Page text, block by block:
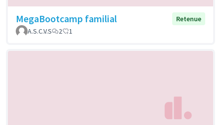
MegaBootcamp familial
Retenue
A.S.C.V.S
2 1